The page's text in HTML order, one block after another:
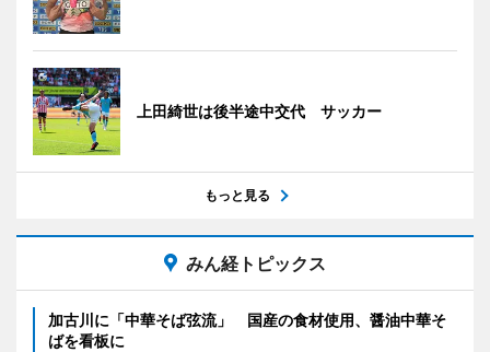
上田綺世は後半途中交代 サッカー
もっと見る
みん経トピックス
加古川に「中華そば弦流」 国産の食材使用、醤油中華そ
ばを看板に